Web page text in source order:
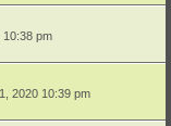
10:38 pm
2020 10:39 pm